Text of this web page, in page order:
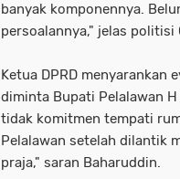
banyak komponennya.
persoalannya," jelas politisi
Ketua DPRD menyarankan
diminta Bupati Pelalawan
tidak komitmen tempati
Pelalawan setelah dilantik
praja," saran Baharuddin.